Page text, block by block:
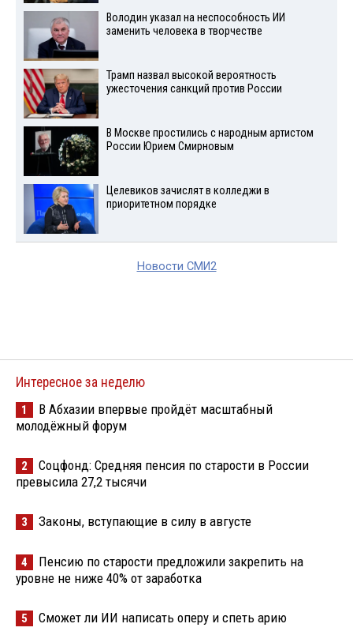
Володин указал на неспособность ИИ
заменить человека в творчестве
Трамп назвал высокой вероятность
ужесточения санкций против России
В Москве простились с народным артистом
России Юрием Смирновым
Целевиков зачислят в колледжи в
приоритетном порядке
Новости СМИ2
Интересное за неделю
1
В Абхазии впервые пройдёт масштабный
молодёжный форум
2
Соцфонд: Средняя пенсия по старости в России
превысила 27,2 тысячи
3 Законы, вступающие в силу в августе
4
Пенсию по старости предложили закрепить на
уровне не ниже 40% от заработка
5 Сможет ли ИИ написать оперу и спеть арию